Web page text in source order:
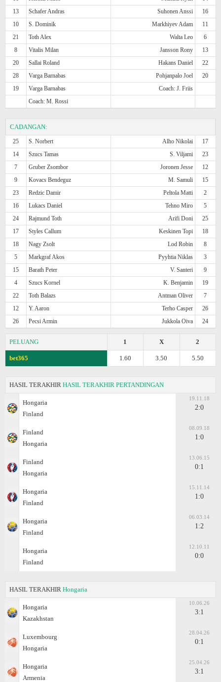
13
Schafer Andras Suhonen Anssi
16
10
S. Dominik Markhiyev Adam
11
21
Toth Alex Walta Leo
6
8
Vitalis Milan Jansson Rony
13
20
Sallai Roland Hakans Daniel
22
28
Varga Barnabas Pohjanpalo Joel
20
19
Varga Barnabas
Coach: J. Friis
Coach: M. Rossi
CADANGAN:
25 S. Norbert Alho Nikolai
17
14
Szucs Tamas S. Viljami
23
7
Gruber Zsombor Joronen Jesse
12
9
Kovacs Bendeguz M. Samuli
15
23
Redzic Damir Peltola Matti
2
16
Lukacs Daniel Tehno Miro
5
24
Rajmund Toth Arifi Doni
25
17
Styles Callum Keskinen Topi
18
18
Nagy Zsolt Lod Robin
8
5
Markgraf Akos Pyyhtia Niklas
3
15
Barath Peter V. Santeri
9
4
Szucs Kornel K. Benjamin
19
22
Toth Balazs Antman Oliver
7
12
Y. Aaron Terho Casper
26
26
Pecsi Armin Jukkola Oiva 24
PELUANG 2
X
1
bet365 5.50
3.50
1.60
HASIL TERAKHIR HASIL TERAKHIR PERTANDINGAN
Hongaria
Finland
19.11.18
2:0
Finland
Hongaria
08.09.18
1:0
Finland
Hongaria
13.06.15
0:1
Hongaria
Finland
15.11.14
1:0
Hongaria
Finland
06.03.14
1:2
Hongaria
Finland
12.10.11
0:0
HASIL TERAKHIR Hongaria
Hongaria
Kazakhstan
10.06.26
3:1
Luxembourg
Hongaria
28.04.26
0:1
Hongaria
Armenia
25.04.26
3:1